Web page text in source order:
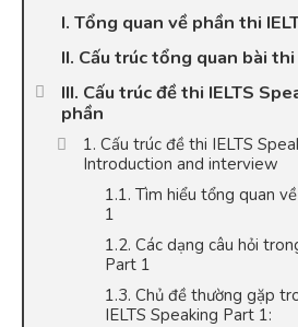
I. Tổng quan về phần thi
II. Cấu trúc tổng quan bài
III. Cấu trúc đề thi IELTS
phần
1. Cấu trúc đề thi IELTS
Introduction and interview
1.1. Tìm hiểu tổng quan
1
1.2. Các dạng câu hỏi
Part 1
1.3. Chủ đề thường gặp
IELTS Speaking Part 1: